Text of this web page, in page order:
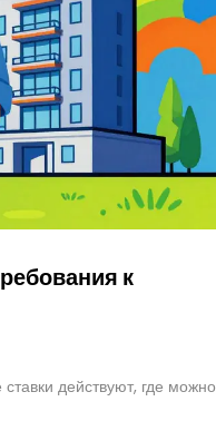
к
действуют, где можно